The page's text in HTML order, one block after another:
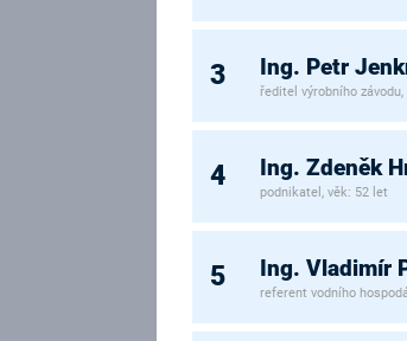
3 Ing. Petr
ředitel výrobního
4 Ing. Zdeněk
podnikatel, věk: 52 let
5 Ing. Vladimír
referent vodního